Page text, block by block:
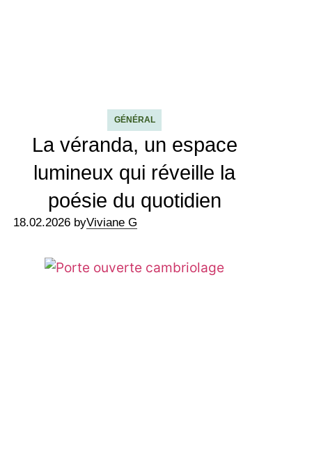
GÉNÉRAL
La véranda, un espace
lumineux qui réveille la
poésie du quotidien
18.02.2026 byViviane G